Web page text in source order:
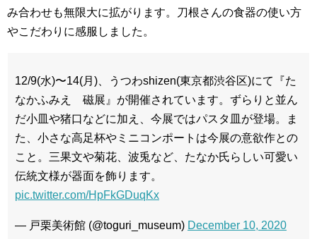
み合わせも無限大に拡がります。刀根さんの食器の使い方
やこだわりに感服しました。
12/9(水)〜14(月)、うつわshizen(東京都渋谷区)にて『た
なかふみえ 磁展』が開催されています。ずらりと並ん
だ小皿や猪口などに加え、今展ではパスタ皿が登場。ま
た、小さな高足杯やミニコンポートは今展の意欲作との
こと。三果文や菊花、波兎など、たなか氏らしい可愛い
伝統文様が器面を飾ります。
pic.twitter.com/HpFkGDuqKx
— 戸栗美術館 (@toguri_museum) December 10, 2020